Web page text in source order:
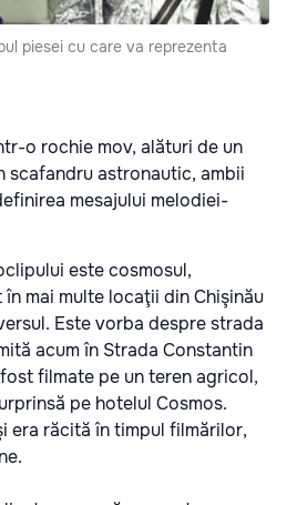
piesei cu care va reprezenta
o rochie mov, alături de un
astronautic, ambii
mesajului melodiei-
este cosmosul,
mai multe locaţii din Chişinău
Este vorba despre strada
acum în Strada Constantin
filmate pe un teren agricol,
pe hotelul Cosmos.
era răcită în timpul filmărilor,